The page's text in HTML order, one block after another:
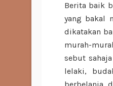
Berita baik
yang bakal
dikatakan
murah-
sebut
lelaki,